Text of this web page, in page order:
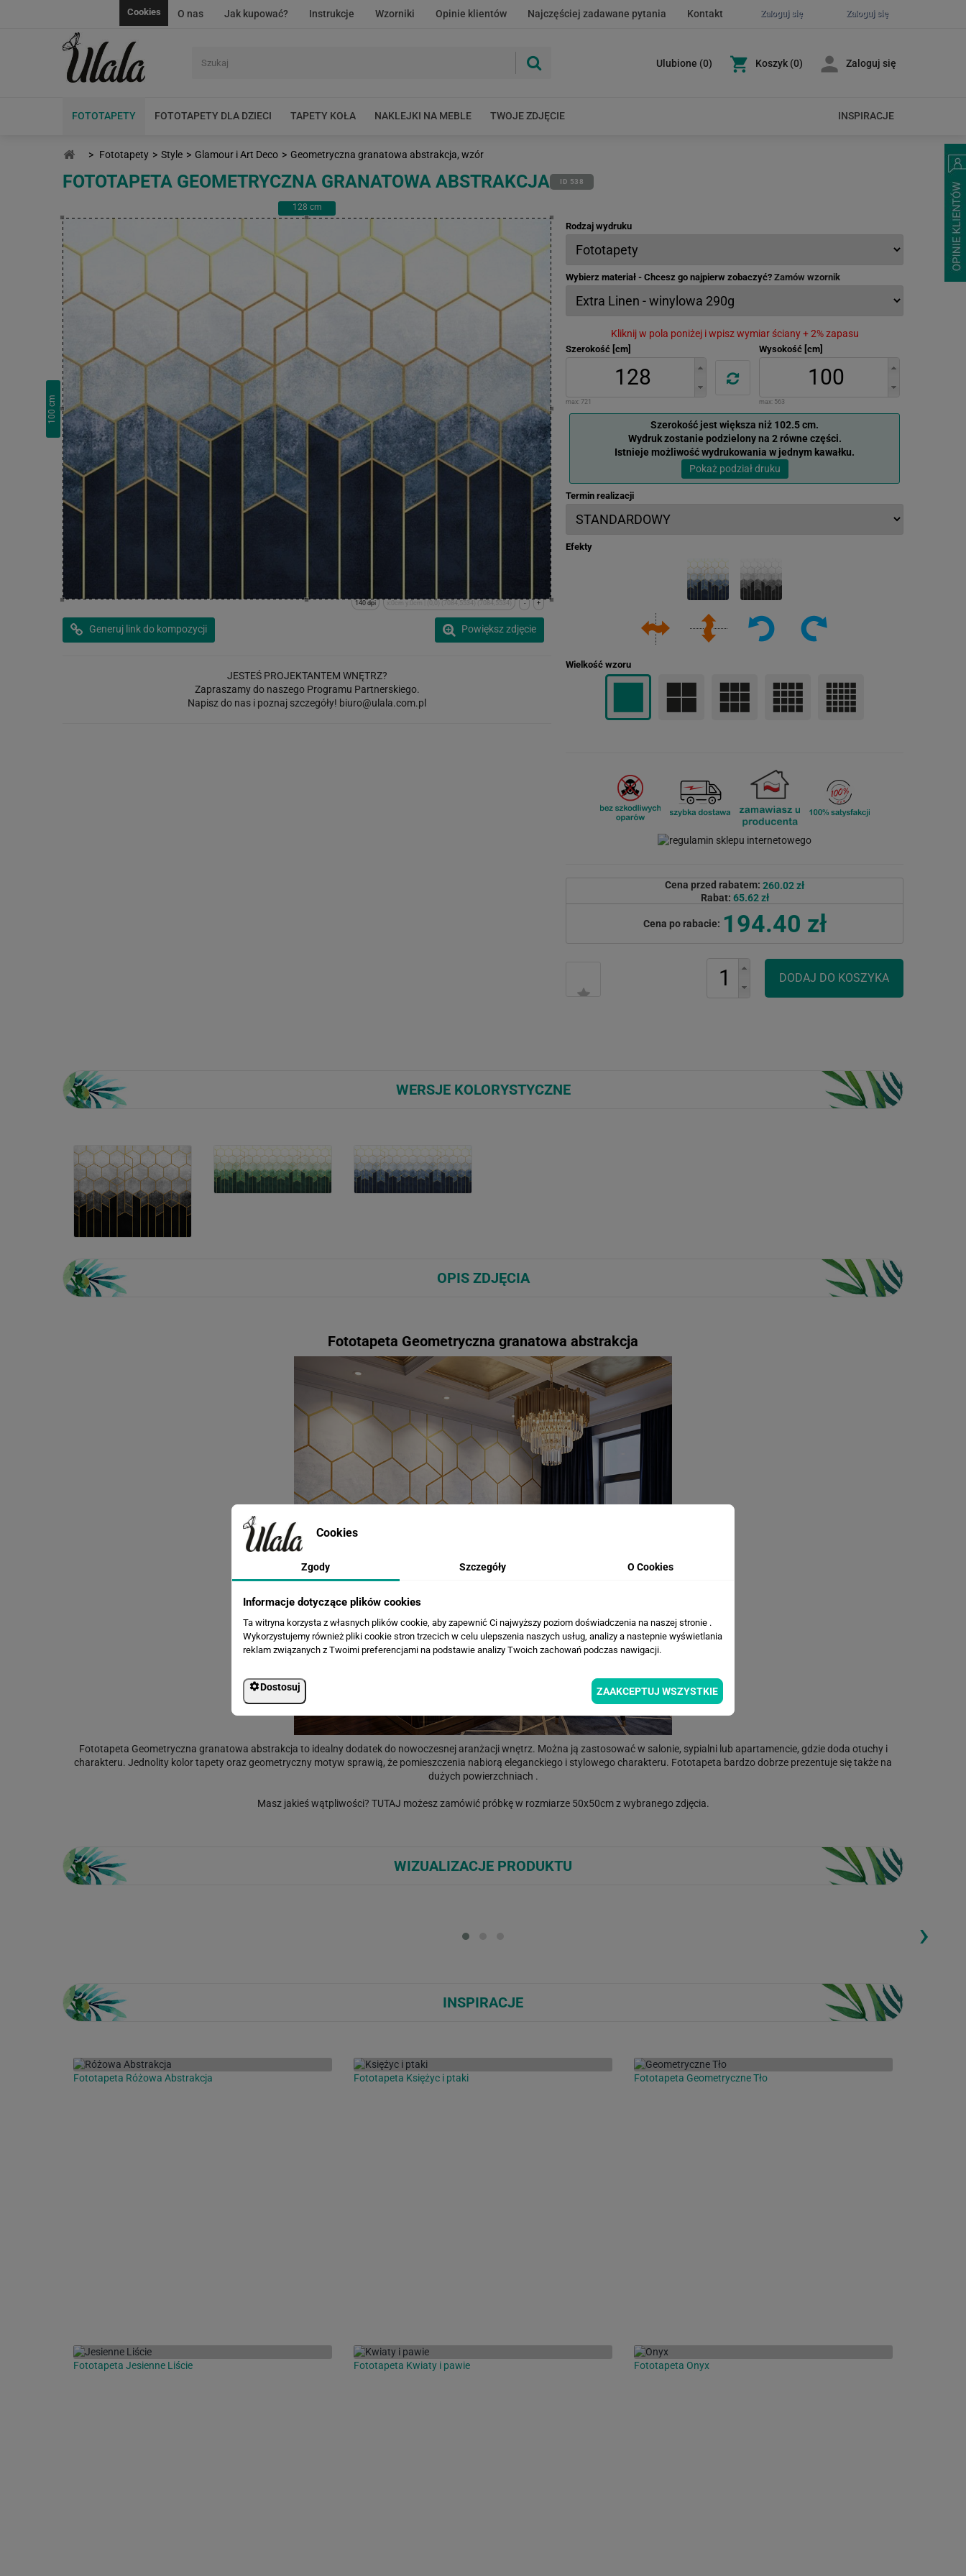
Zaloguj się
Zaloguj się
O nas Jak kupować? Instrukcje Wzorniki Opinie klientów Najczęściej zadawane pytania Kontakt
Cookies
Ulubione (0) Koszyk (0) Zaloguj się
FOTOTAPETY FOTOTAPETY DLA DZIECI TAPETY KOŁA NAKLEJKI NA MEBLE TWOJE ZDJĘCIE INSPIRACJE
> Fototapety > Style > Glamour i Art Deco > Geometryczna granatowa abstrakcja, wzór
FOTOTAPETA GEOMETRYCZNA GRANATOWA ABSTRAKCJA ID 538
128 cm
100
cm
+
-
x:0cm y:0cm | (0,0) (7084,5534) (7084,5534)
140 dpi
Powiększ zdjęcie
Generuj link do kompozycji
JESTEŚ PROJEKTANTEM WNĘTRZ?
Zapraszamy do naszego Programu Partnerskiego.
Napisz do nas i poznaj szczegóły! biuro@ulala.com.pl
Rodzaj wydruku
Wybierz materiał - Chcesz go najpierw zobaczyć? Zamów wzornik
Kliknij w pola poniżej i wpisz wymiar ściany + 2% zapasu
Szerokość [cm]
max: 721
Wysokość [cm]
max: 563
Szerokość jest większa niż 102.5 cm.
Wydruk zostanie podzielony na 2 równe części.
Istnieje możliwość wydrukowania w jednym kawałku.
Pokaż podział druku
Termin realizacji
Efekty
Wielkość wzoru
Cena przed rabatem: 260.02 zł
Rabat: 65.62 zł
Cena po rabacie: 194.40 zł
WERSJE KOLORYSTYCZNE
OPIS ZDJĘCIA
Fototapeta Geometryczna granatowa abstrakcja
Fototapeta Geometryczna granatowa abstrakcja to idealny dodatek do nowoczesnej aranżacji wnętrz. Można ją zastosować w salonie, sypialni lub apartamencie, gdzie doda otuchy i
charakteru. Jednolity kolor tapety oraz geometryczny motyw sprawią, że pomieszczenia nabiorą eleganckiego i stylowego charakteru. Fototapeta bardzo dobrze prezentuje się także na
dużych powierzchniach .
Masz jakieś wątpliwości? TUTAJ możesz zamówić próbkę w rozmiarze 50x50cm z wybranego zdjęcia.
WIZUALIZACJE PRODUKTU
Loading...
›
INSPIRACJE
Fototapeta Różowa Abstrakcja Fototapeta Księżyc i ptaki Fototapeta Geometryczne Tło
Fototapeta Jesienne Liście Fototapeta Kwiaty i pawie Fototapeta Onyx
Cookies
Zgody Szczegóły O Cookies
Informacje dotyczące plików cookies
Ta witryna korzysta z własnych plików cookie, aby zapewnić Ci najwyższy poziom doświadczenia na naszej stronie .
Wykorzystujemy również pliki cookie stron trzecich w celu ulepszenia naszych usług, analizy a nastepnie wyświetlania
reklam związanych z Twoimi preferencjami na podstawie analizy Twoich zachowań podczas nawigacji.
Dostosuj ZAAKCEPTUJ WSZYSTKIE